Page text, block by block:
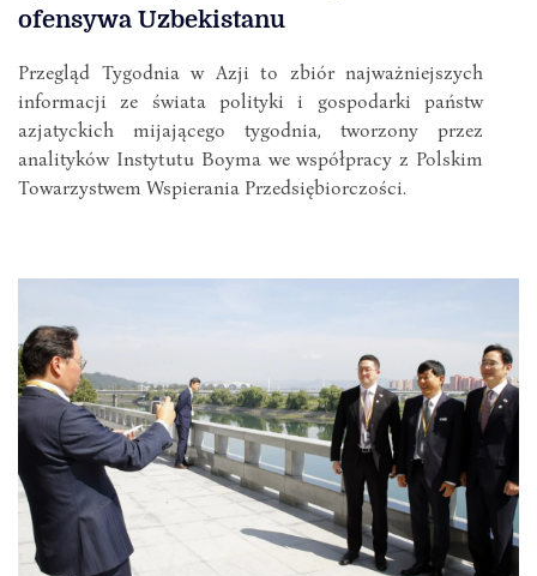
ofensywa Uzbekistanu
Przegląd Tygodnia w Azji to zbiór najważniejszych
informacji ze świata polityki i gospodarki państw
azjatyckich mijającego tygodnia, tworzony przez
analityków Instytutu Boyma we współpracy z Polskim
Towarzystwem Wspierania Przedsiębiorczości.